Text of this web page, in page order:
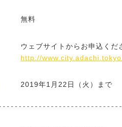
無料
ウェブサイトからお申込くだ
http://
2019年1月22日（火）まで